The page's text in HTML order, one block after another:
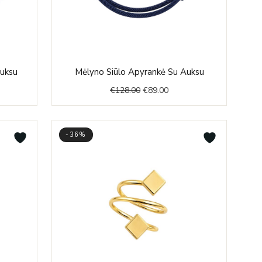
Mėlyno Siūlo Apyrankė Su Auksu
€128.00
price
was:
€128.00.
€89.00
price
is:
€89.00.
-36%